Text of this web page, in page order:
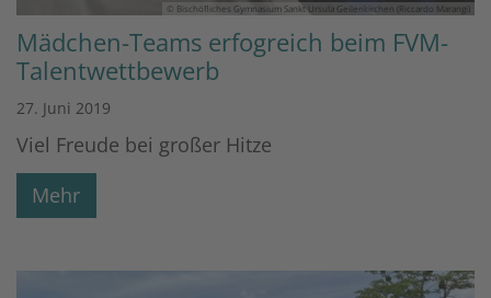
© Bischöfliches Gymnasium Sankt Ursula Geilenkirchen (Riccardo Marangi)
Mädchen-Teams erfogreich beim FVM-
Talentwettbewerb
27. Juni 2019
Viel Freude bei großer Hitze
Mehr